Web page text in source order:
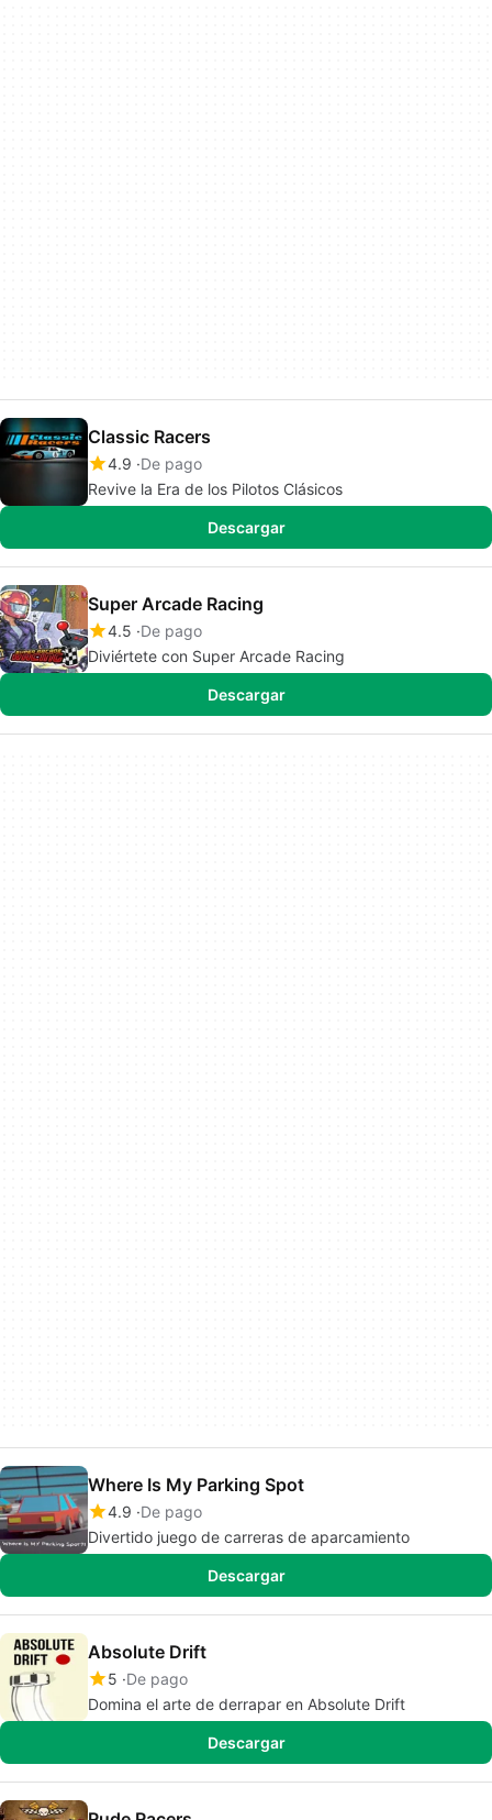
Classic Racers
4.9 De pago
Revive la Era de los Pilotos Clásicos
Descargar
Super Arcade Racing
4.5 De pago
Diviértete con Super Arcade Racing
Descargar
Where Is My Parking Spot
4.9 De pago
Divertido juego de carreras de aparcamiento
Descargar
Absolute Drift
5 De pago
Domina el arte de derrapar en Absolute Drift
Descargar